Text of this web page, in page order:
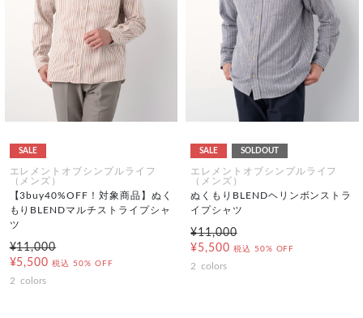
SALE
エレメントオブシンプルライフ
（メンズ）
【3buy40%OFF！対象商品】ぬく
もりBLENDマルチストライプシャ
ツ
¥11,000
¥5,500 税込 50% OFF
2 colors
SALE SOLDOUT
エレメントオブシンプルライフ
（メンズ）
ぬくもりBLENDヘリンボンストラ
イプシャツ
¥11,000
¥5,500 税込 50% OFF
2 colors